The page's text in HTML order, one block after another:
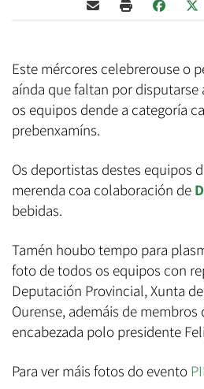
Este mércores celebrerouse o
aínda que faltan por disputarse
os equipos dende a categoría
prebenxamíns.
Os deportistas destes equipos
merenda coa colaboración de
bebidas.
Tamén houbo tempo para
foto de todos os equipos con
Deputación Provincial, Xunta
Ourense, ademáis de membros
encabezada polo presidente
Para ver máis fotos do evento